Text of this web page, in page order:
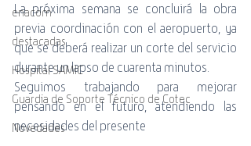
enacom
destacadas
Hospital SAMIC
Guardia de Soporte Técnico de Cotec
Novedades
La próxima semana se concluirá la obra
previa coordinación con el aeropuerto, ya
que se deberá realizar un corte del servicio
durante un lapso de cuarenta minutos.
Seguimos trabajando para mejorar
pensando en el futuro, atendiendo las
necesidades del presente